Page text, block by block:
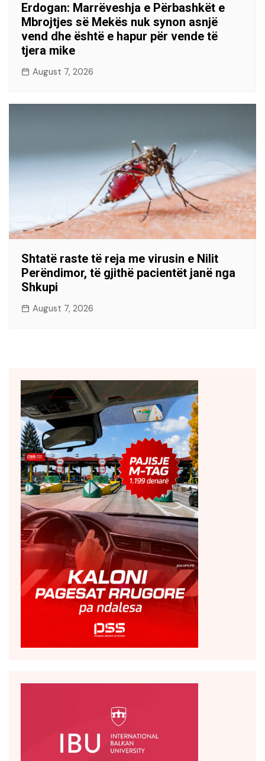
Erdogan: Marrëveshja e Përbashkët e
Mbrojtjes së Mekës nuk synon asnjë
vend dhe është e hapur për vende të
tjera mike
August 7, 2026
Shtatë raste të reja me virusin e Nilit
Perëndimor, të gjithë pacientët janë nga
Shkupi
August 7, 2026